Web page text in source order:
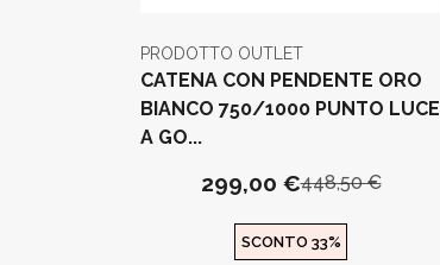
PRODOTTO OUTLET
CATENA CON PENDENTE ORO
BIANCO 750/1000 PUNTO LUCE
A GO...
299,00 €448,50 €
SCONTO 33%